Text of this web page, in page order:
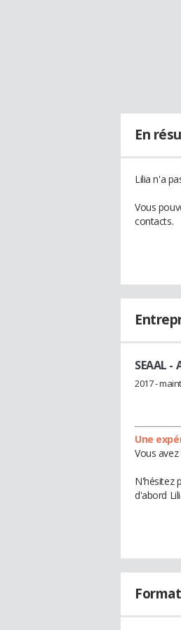
En
Lilia n'a
Vous
contacts.
SEAAL -
2017 -
Une
Vous
N'hésitez
d'abord